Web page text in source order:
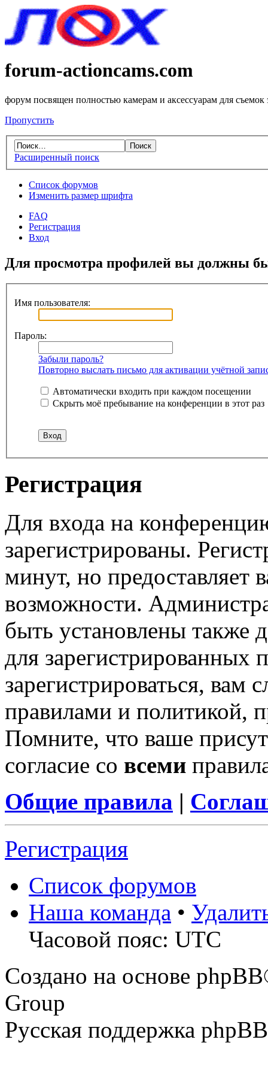
forum-actioncams.com
форум посвящен полностью камерам и аксессуарам для съемок
Пропустить
Расширенный поиск
Список форумов
Изменить размер шрифта
FAQ
Регистрация
Вход
Для просмотра профилей вы должны
Имя пользователя:
Пароль:
Забыли пароль?
Повторно выслать письмо для активации учётной
Автоматически входить при каждом посещении
Скрыть моё пребывание на конференции в этот раз
Регистрация
Для входа на
зарегистрированы.
минут, но предоставляет
возможности.
быть установлены также
для зарегистрированных
зарегистрироваться, вам
правилами и политикой,
Помните, что ваше
согласие со всеми
Общие правила |
Регистрация
Список форумов
Наша команда •
Часовой пояс: UTC
Создано на основе
Group
Русская поддержка phpBB